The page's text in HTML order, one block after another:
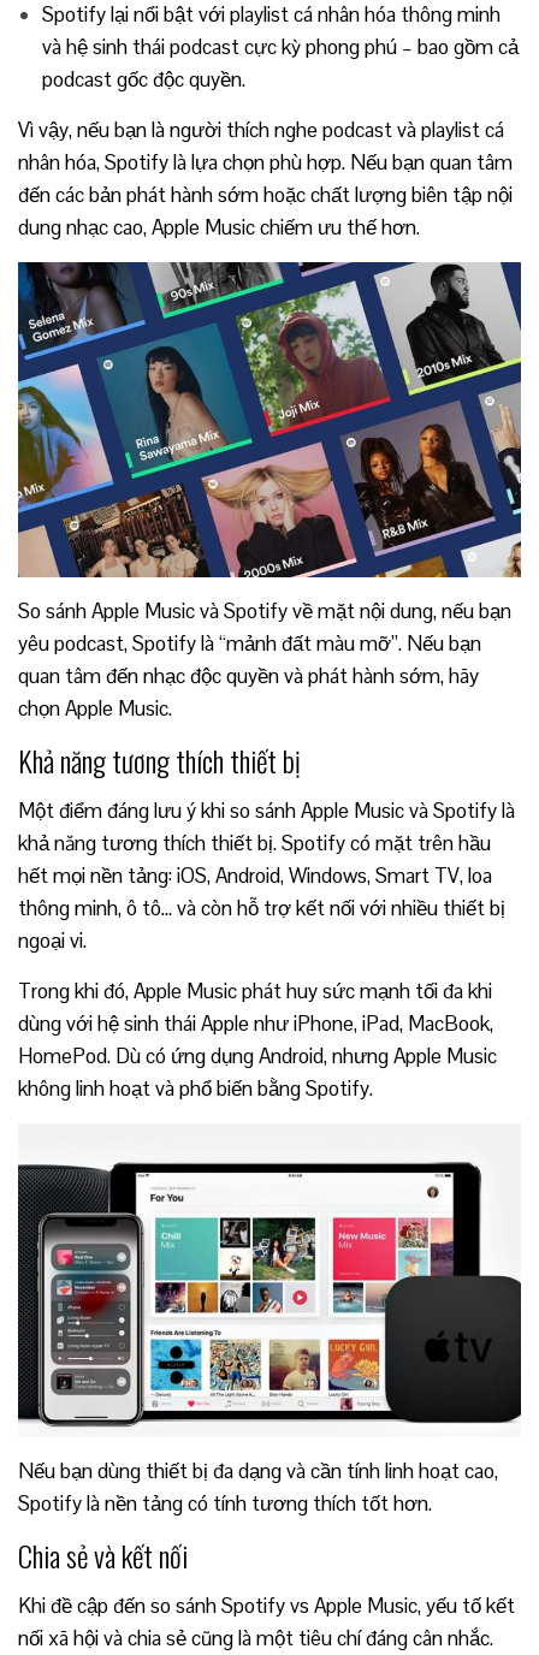
Spotify lại nổi bật với playlist cá nhân hóa thông minh
và hệ sinh thái podcast cực kỳ phong phú – bao gồm cả
podcast gốc độc quyền.
Vì vậy, nếu bạn là người thích nghe podcast và playlist cá
nhân hóa, Spotify là lựa chọn phù hợp. Nếu bạn quan tâm
đến các bản phát hành sớm hoặc chất lượng biên tập nội
dung nhạc cao, Apple Music chiếm ưu thế hơn.
So sánh Apple Music và Spotify về mặt nội dung, nếu bạn
yêu podcast, Spotify là “mảnh đất màu mỡ”. Nếu bạn
quan tâm đến nhạc độc quyền và phát hành sớm, hãy
chọn Apple Music.
Khả năng tương thích thiết bị
Một điểm đáng lưu ý khi so sánh Apple Music và Spotify là
khả năng tương thích thiết bị. Spotify có mặt trên hầu
hết mọi nền tảng: iOS, Android, Windows, Smart TV, loa
thông minh, ô tô… và còn hỗ trợ kết nối với nhiều thiết bị
ngoại vi.
Trong khi đó, Apple Music phát huy sức mạnh tối đa khi
dùng với hệ sinh thái Apple như iPhone, iPad, MacBook,
HomePod. Dù có ứng dụng Android, nhưng Apple Music
không linh hoạt và phổ biến bằng Spotify.
Nếu bạn dùng thiết bị đa dạng và cần tính linh hoạt cao,
Spotify là nền tảng có tính tương thích tốt hơn.
Chia sẻ và kết nối
Khi đề cập đến so sánh Spotify vs Apple Music, yếu tố kết
nối xã hội và chia sẻ cũng là một tiêu chí đáng cân nhắc.